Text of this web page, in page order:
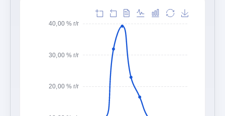
20,00 % г/г
30,00 % г/г
40,00 % г/г